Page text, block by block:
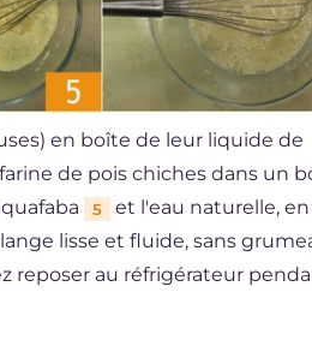
en boîte de leur liquide de
farine de pois chiches dans un
5
et l'eau naturelle, en
lisse et fluide, sans
reposer au réfrigérateur